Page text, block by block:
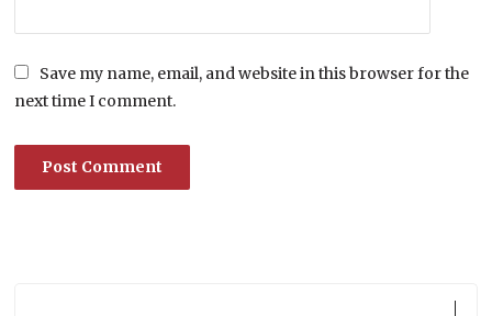
Save my name, email, and website in this browser for the
next time I comment.